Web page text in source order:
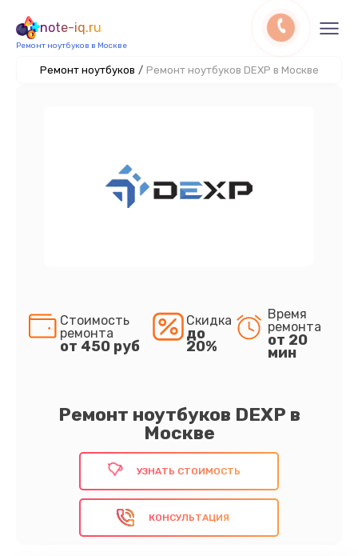
note-iq.ru
Ремонт ноутбуков в Москве
Ремонт ноутбуков / Ремонт ноутбуков DEXP в Москве
Ремонт ноутбуков DEXP в
Москве
Стоимость
ремонта
от 450 руб
Скидка
до
20%
Время
ремонта
от 20
мин
УЗНАТЬ СТОИМОСТЬ
КОНСУЛЬТАЦИЯ